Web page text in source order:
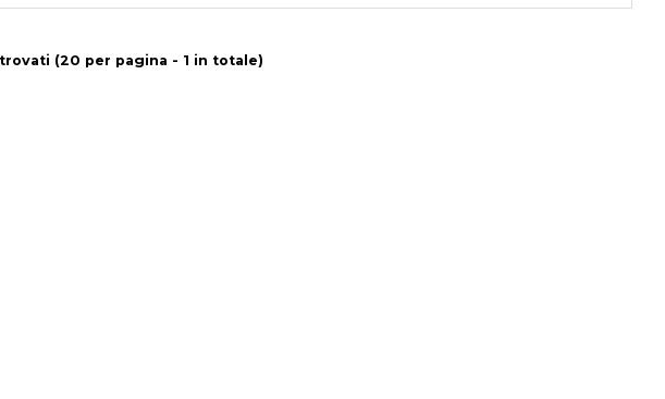
(20 per pagina - 1 in totale)